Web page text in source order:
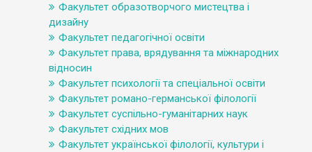
Факультет образотворчого мистецтва і
дизайну
Факультет педагогічної освіти
Факультет права, врядування та міжнародних
відносин
Факультет психології та спеціальної освіти
Факультет романо-германської філології
Факультет суспільно-гуманітарних наук
Факультет східних мов
Факультет української філології, культури і